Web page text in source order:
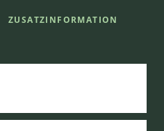
ZUSATZINFORMATION